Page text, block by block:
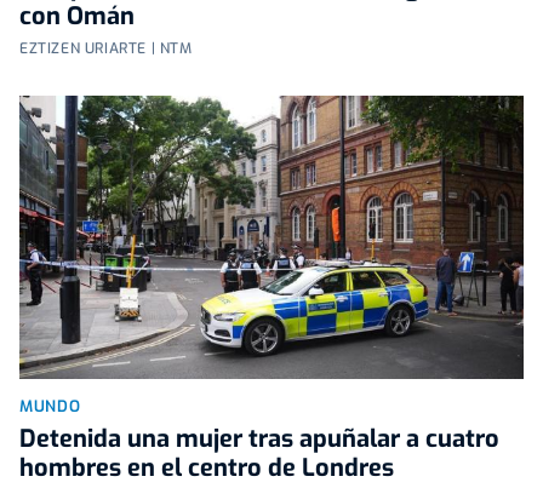
con Omán
EZTIZEN URIARTE | NTM
MUNDO
Detenida una mujer tras apuñalar a cuatro
hombres en el centro de Londres